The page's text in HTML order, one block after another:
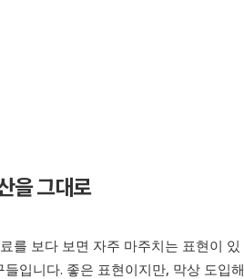
을 그대로
를 보다 보면 자주 마주치는 표현이 있
들입니다. 좋은 표현이지만, 막상 도입해